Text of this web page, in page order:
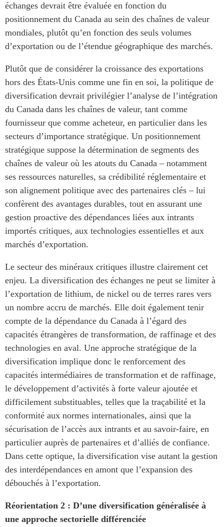
échanges devrait être évaluée en fonction du
positionnement du Canada au sein des chaînes de valeur
mondiales, plutôt qu’en fonction des seuls volumes
d’exportation ou de l’étendue géographique des marchés.
Plutôt que de considérer la croissance des exportations
hors des États-Unis comme une fin en soi, la politique de
diversification devrait privilégier l’analyse de l’intégration
du Canada dans les chaînes de valeur, tant comme
fournisseur que comme acheteur, en particulier dans les
secteurs d’importance stratégique. Un positionnement
stratégique suppose la détermination de segments des
chaînes de valeur où les atouts du Canada – notamment
ses ressources naturelles, sa crédibilité réglementaire et
son alignement politique avec des partenaires clés – lui
confèrent des avantages durables, tout en assurant une
gestion proactive des dépendances liées aux intrants
importés critiques, aux technologies essentielles et aux
marchés d’exportation.
Le secteur des minéraux critiques illustre clairement cet
enjeu. La diversification des échanges ne peut se limiter à
l’exportation de lithium, de nickel ou de terres rares vers
un nombre accru de marchés. Elle doit également tenir
compte de la dépendance du Canada à l’égard des
capacités étrangères de transformation, de raffinage et des
technologies en aval. Une approche stratégique de la
diversification implique donc le renforcement des
capacités intermédiaires de transformation et de raffinage,
le développement d’activités à forte valeur ajoutée et
difficilement substituables, telles que la traçabilité et la
conformité aux normes internationales, ainsi que la
sécurisation de l’accès aux intrants et au savoir-faire, en
particulier auprès de partenaires et d’alliés de confiance.
Dans cette optique, la diversification vise autant la gestion
des interdépendances en amont que l’expansion des
débouchés à l’exportation.
Réorientation 2 : D’une diversification généralisée à
une approche sectorielle différenciée